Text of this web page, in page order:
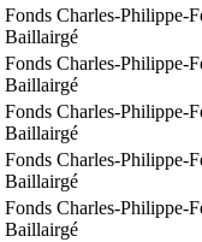
Fonds Charles-Philippe-
Baillairgé
Fonds Charles-Philippe-
Baillairgé
Fonds Charles-Philippe-
Baillairgé
Fonds Charles-Philippe-
Baillairgé
Fonds Charles-Philippe-
Baillairgé